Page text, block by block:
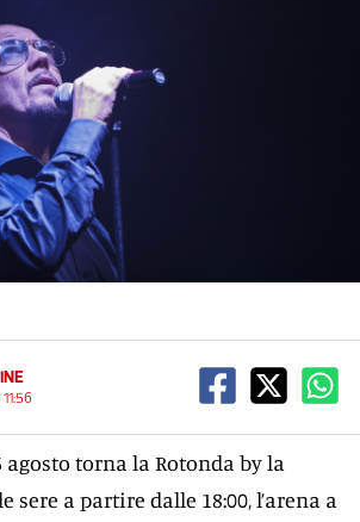
agosto torna la Rotonda by la
sere a partire dalle 18:00, l’arena a